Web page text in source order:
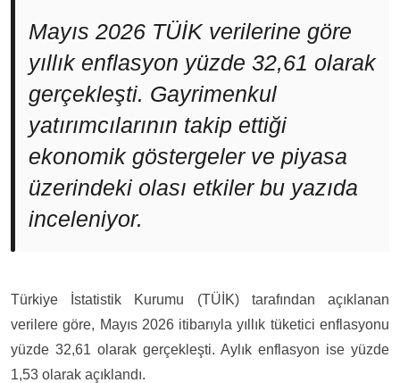
Mayıs 2026 TÜİK verilerine göre
yıllık enflasyon yüzde 32,61 olarak
gerçekleşti. Gayrimenkul
yatırımcılarının takip ettiği
ekonomik göstergeler ve piyasa
üzerindeki olası etkiler bu yazıda
inceleniyor.
Türkiye İstatistik Kurumu (TÜİK) tarafından açıklanan
verilere göre, Mayıs 2026 itibarıyla yıllık tüketici enflasyonu
yüzde 32,61 olarak gerçekleşti. Aylık enflasyon ise yüzde
1,53 olarak açıklandı.